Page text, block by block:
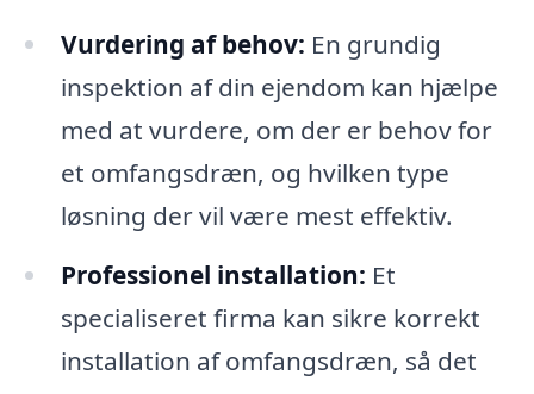
Vurdering af behov: En grundig
inspektion af din ejendom kan hjælpe
med at vurdere, om der er behov for
et omfangsdræn, og hvilken type
løsning der vil være mest effektiv.
Professionel installation: Et
specialiseret firma kan sikre korrekt
installation af omfangsdræn, så det